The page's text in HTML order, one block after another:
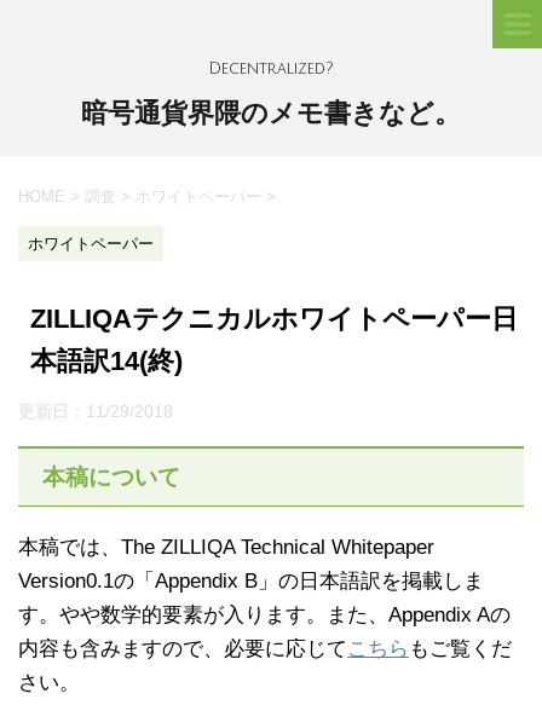
Decentralized?
暗号通貨界隈のメモ書きなど。
HOME > 調査 > ホワイトペーパー >
ホワイトペーパー
ZILLIQAテクニカルホワイトペーパー日
本語訳14(終)
更新日： 11/29/2018
本稿について
本稿では、The ZILLIQA Technical Whitepaper
Version0.1の「Appendix B」の日本語訳を掲載しま
す。やや数学的要素が入ります。また、Appendix Aの
内容も含みますので、必要に応じて こちら もご覧くだ
さい。